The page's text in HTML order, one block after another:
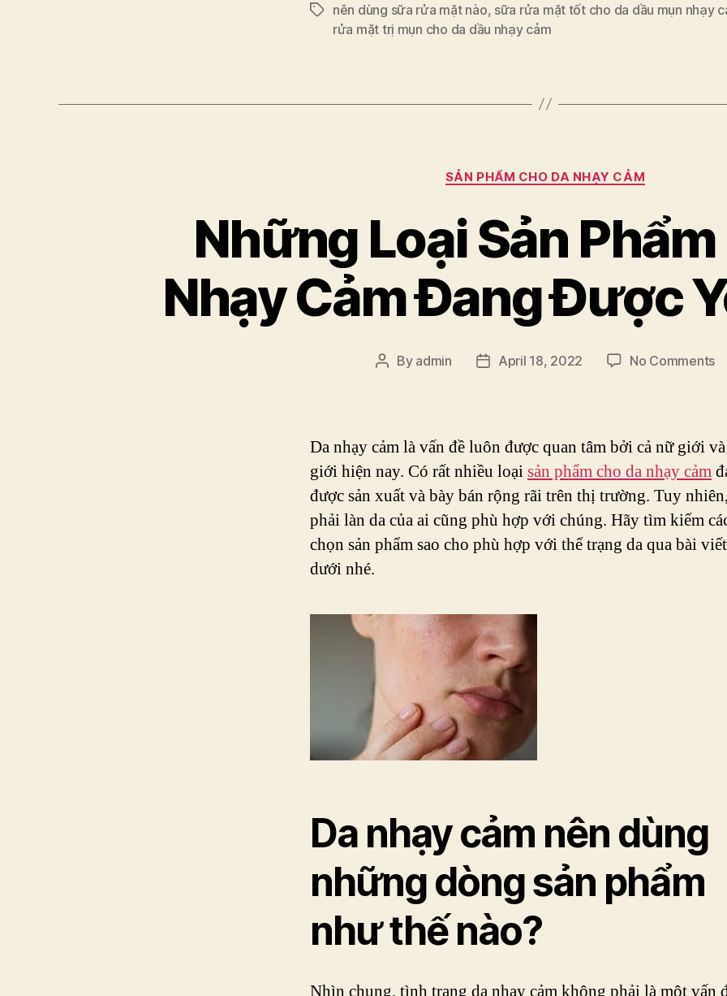
Tagsnên dùng sữa rửa mặt nào, sữa rửa mặt tốt cho da dầu mụn nhạy
rửa mặt trị mụn cho da dầu nhạy cảm
Categories
SẢN PHẨM CHO DA NHẠY CẢM
Những Loại Sản Phẩm
Nhạy Cảm Đang Được
Post
By admin
PostApril 18, 2022 No Comments
Da nhạy cảm là vấn đề luôn được quan tâm bởi cả nữ giới
giới hiện nay. Có rất nhiều loạisản phẩm cho da nhạy cảm
được sản xuất và bày bán rộng rãi trên thị trường. Tuy
phải làn da của ai cũng phù hợp với chúng. Hãy tìm kiếm
chọn sản phẩm sao cho phù hợp với thể trạng da qua bài
dưới nhé.
Da nhạy cảm nên dùng
những dòng sản phẩm
như thế nào?